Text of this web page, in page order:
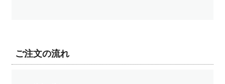
ご注文の流れ